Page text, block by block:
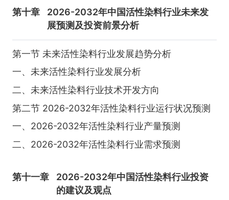
第十章
2026-2032年中国活性染料行业未来发
展预测及投资前景分析
第一节 未来活性染料行业发展趋势分析
一、未来活性染料行业发展分析
二、未来活性染料行业技术开发方向
第二节 2026-2032年活性染料行业运行状况预测
一、2026-2032年活性染料行业产量预测
二、2026-2032年活性染料行业需求预测
第十一章
2026-2032年中国活性染料行业投资
的建议及观点